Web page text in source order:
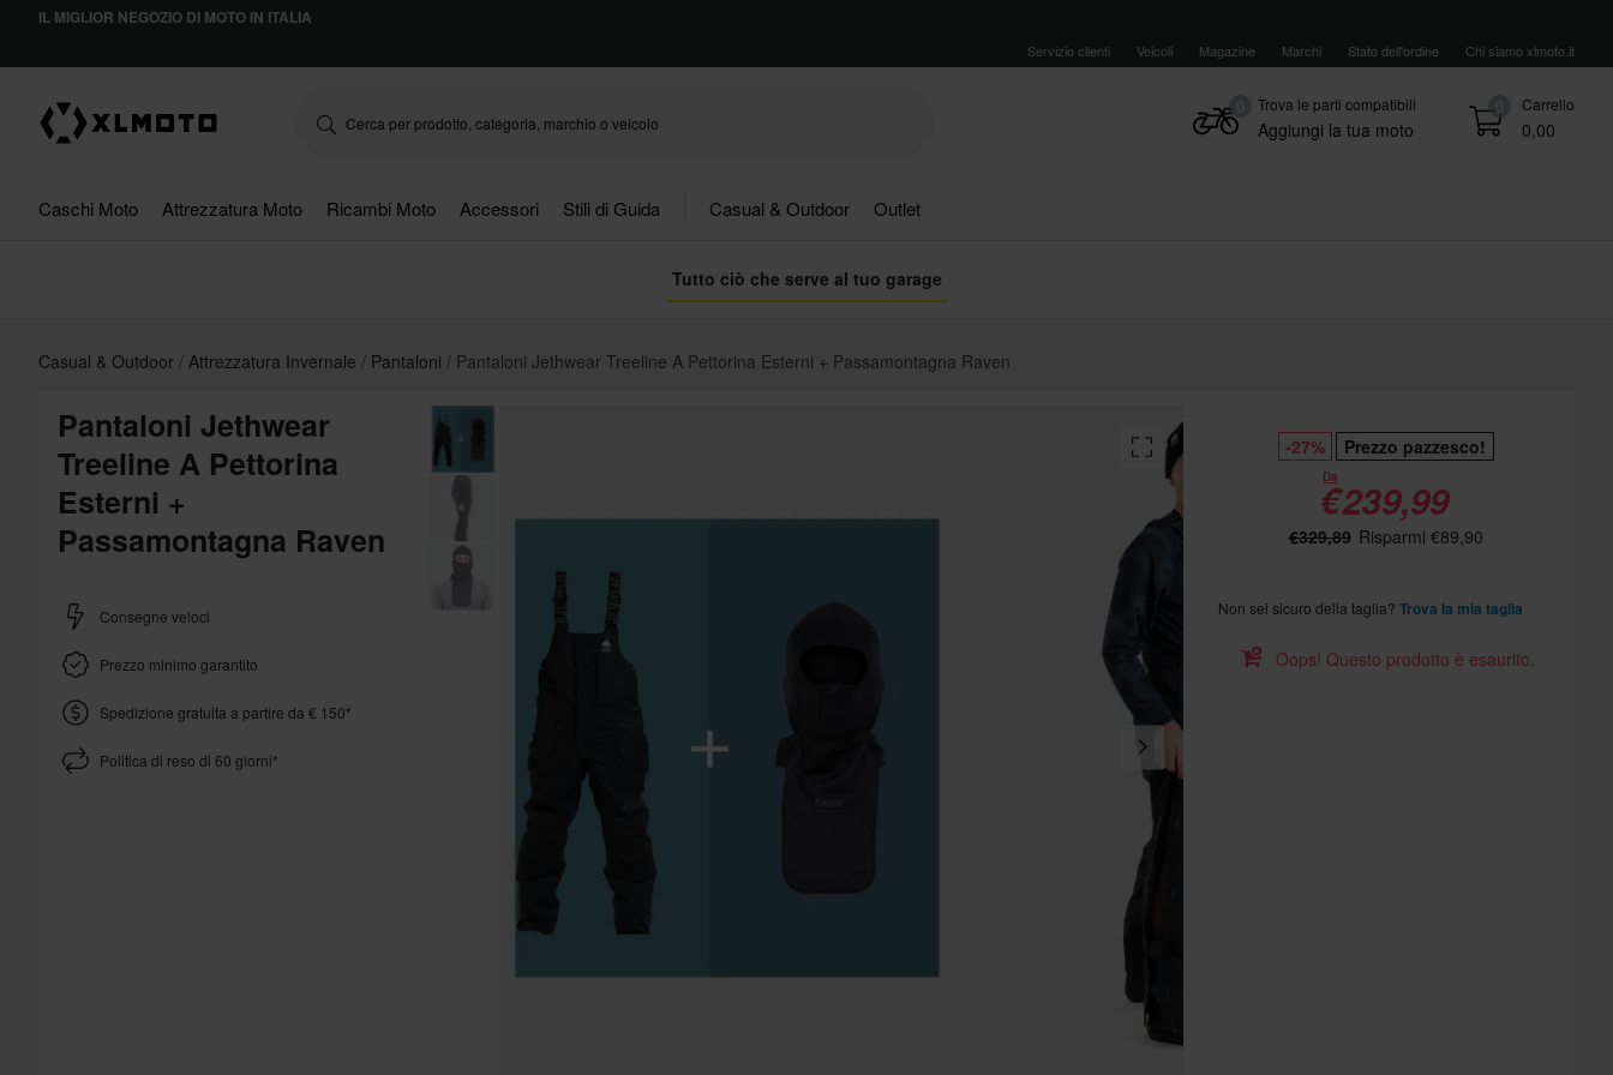
IL MIGLIOR NEGOZIO DI MOTO IN ITALIA
Servizio clienti Veicoli Magazine Marchi Stato dell'ordine Chi siamo xlmoto.it
0 Carrello
0,00
Trova le parti compatibili
Aggiungi la tua moto
Caschi Moto Attrezzatura Moto Ricambi Moto Accessori Stili di Guida Casual & Outdoor Outlet
Tutto ciò che serve al tuo garage
Casual & Outdoor Attrezzatura Invernale Pantaloni Pantaloni Jethwear Treeline A Pettorina Esterni + Passamontagna Raven
Pantaloni Jethwear
Treeline A Pettorina
Esterni +
Passamontagna Raven
Consegne veloci
Prezzo minimo garantito
Spedizione gratuita a partire da € 150*
Politica di reso di 60 giorni*
-27% Prezzo pazzesco!
Da
€239,99
€329,89 Risparmi €89,90
Non sei sicuro della taglia? Trova la mia taglia
Oops! Questo prodotto è esaurito.